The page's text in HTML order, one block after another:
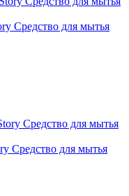
Средство для мытья
Средство для мытья